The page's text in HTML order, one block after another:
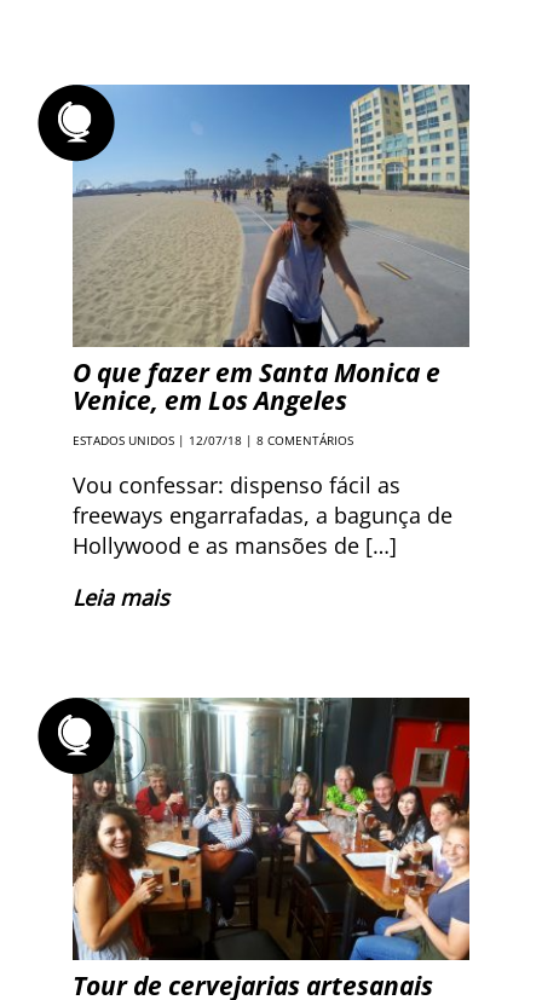
O que fazer em Santa Monica e
Venice, em Los Angeles
ESTADOS UNIDOS | 12/07/18 | 8 COMENTÁRIOS
Vou confessar: dispenso fácil as
freeways engarrafadas, a bagunça de
Hollywood e as mansões de […]
Leia mais
Tour de cervejarias artesanais